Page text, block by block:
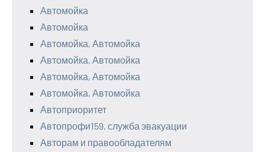
Автомойка
Автомойка
Автомойка, Автомойка
Автомойка, Автомойка
Автомойка, Автомойка
Автомойка, Автомойка
Автоприоритет
Автопрофи159, служба эвакуации
Авторам и правообладателям